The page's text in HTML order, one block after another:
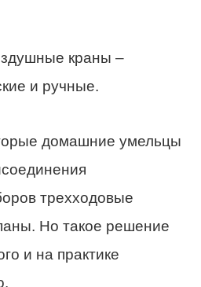
краны –
и ручные.
домашние умельцы
трехходовые
Но такое решение
и на практике